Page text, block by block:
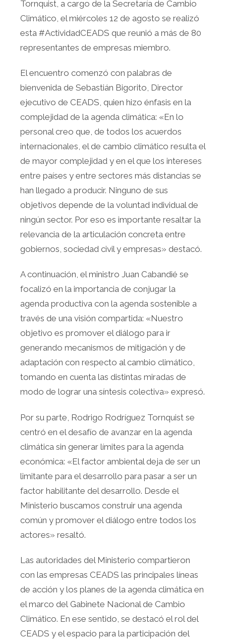
Tornquist, a cargo de la Secretaría de Cambio
Climático, el miércoles 12 de agosto se realizó
esta #ActividadCEADS que reunió a más de 80
representantes de empresas miembro.
El encuentro comenzó con palabras de
bienvenida de Sebastián Bigorito, Director
ejecutivo de CEADS, quien hizo énfasis en la
complejidad de la agenda climática: «En lo
personal creo que, de todos los acuerdos
internacionales, el de cambio climático resulta el
de mayor complejidad y en el que los intereses
entre países y entre sectores más distancias se
han llegado a producir. Ninguno de sus
objetivos depende de la voluntad individual de
ningún sector. Por eso es importante resaltar la
relevancia de la articulación concreta entre
gobiernos, sociedad civil y empresas» destacó.
A continuación, el ministro Juan Cabandié se
focalizó en la importancia de conjugar la
agenda productiva con la agenda sostenible a
través de una visión compartida: «Nuestro
objetivo es promover el diálogo para ir
generando mecanismos de mitigación y de
adaptación con respecto al cambio climático,
tomando en cuenta las distintas miradas de
modo de lograr una síntesis colectiva» expresó.
Por su parte, Rodrigo Rodríguez Tornquist se
centró en el desafío de avanzar en la agenda
climática sin generar límites para la agenda
económica: «El factor ambiental deja de ser un
limitante para el desarrollo para pasar a ser un
factor habilitante del desarrollo. Desde el
Ministerio buscamos construir una agenda
común y promover el diálogo entre todos los
actores» resaltó.
Las autoridades del Ministerio compartieron
con las empresas CEADS las principales líneas
de acción y los planes de la agenda climática en
el marco del Gabinete Nacional de Cambio
Climático. En ese sentido, se destacó el rol del
CEADS y el espacio para la participación del